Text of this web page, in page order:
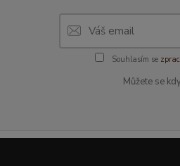
Souhlasím se
Můžete se